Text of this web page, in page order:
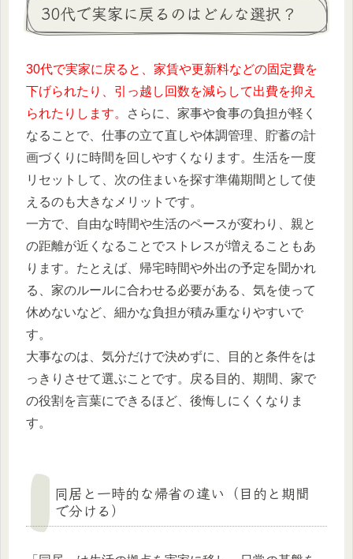
30代で実家に戻るのはどんな選択？
30代で実家に戻ると、家賃や更新料などの固定費を
下げられたり、引っ越し回数を減らして出費を抑え
られたりします。
さらに、家事や食事の負担が軽く
なることで、仕事の立て直しや体調管理、貯蓄の計
画づくりに時間を回しやすくなります。生活を一度
リセットして、次の住まいを探す準備期間として使
えるのも大きなメリットです。
一方で、自由な時間や生活のペースが変わり、親と
の距離が近くなることでストレスが増えることもあ
ります。たとえば、帰宅時間や外出の予定を聞かれ
る、家のルールに合わせる必要がある、気を使って
休めないなど、細かな負担が積み重なりやすいで
す。
大事なのは、気分だけで決めずに、目的と条件をは
っきりさせて選ぶことです。戻る目的、期間、家で
の役割を言葉にできるほど、後悔しにくくなりま
す。
同居と一時的な帰省の違い（目的と期間
で分ける）